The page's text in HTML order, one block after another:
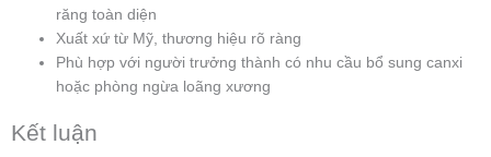
răng toàn diện
Xuất xứ từ Mỹ, thương hiệu rõ ràng
Phù hợp với người trưởng thành có nhu cầu bổ sung canxi
hoặc phòng ngừa loãng xương
Kết luận